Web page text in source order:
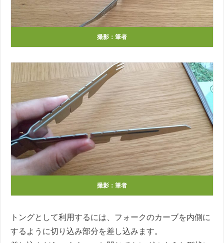
撮影：筆者
撮影：筆者
トングとして利用するには、フォークのカーブを内側に
するように切り込み部分を差し込みます。